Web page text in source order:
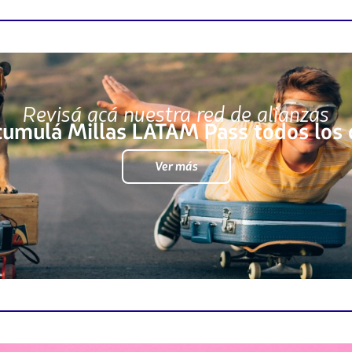
Revisá acá nuestra red de alianzas
Millas LATAM Pass todos los
Ver más